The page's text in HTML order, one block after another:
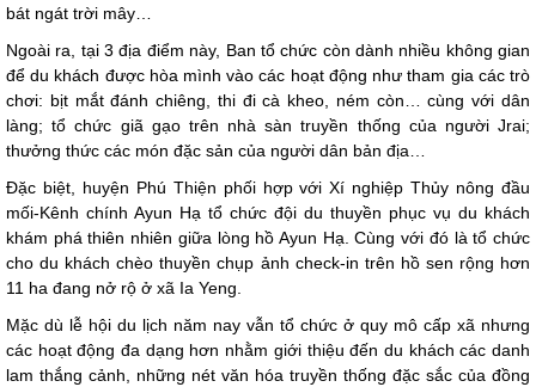
bát ngát trời mây…
Ngoài ra, tại 3 địa điểm này, Ban tổ chức còn dành nhiều không gian
để du khách được hòa mình vào các hoạt động như tham gia các trò
chơi: bịt mắt đánh chiêng, thi đi cà kheo, ném còn… cùng với dân
làng; tổ chức giã gạo trên nhà sàn truyền thống của người Jrai;
thưởng thức các món đặc sản của người dân bản địa…
Đặc biệt, huyện Phú Thiện phối hợp với Xí nghiệp Thủy nông đầu
mối-Kênh chính Ayun Hạ tổ chức đội du thuyền phục vụ du khách
khám phá thiên nhiên giữa lòng hồ Ayun Hạ. Cùng với đó là tổ chức
cho du khách chèo thuyền chụp ảnh check-in trên hồ sen rộng hơn
11 ha đang nở rộ ở xã Ia Yeng.
Mặc dù lễ hội du lịch năm nay vẫn tổ chức ở quy mô cấp xã nhưng
các hoạt động đa dạng hơn nhằm giới thiệu đến du khách các danh
lam thắng cảnh, những nét văn hóa truyền thống đặc sắc của đồng